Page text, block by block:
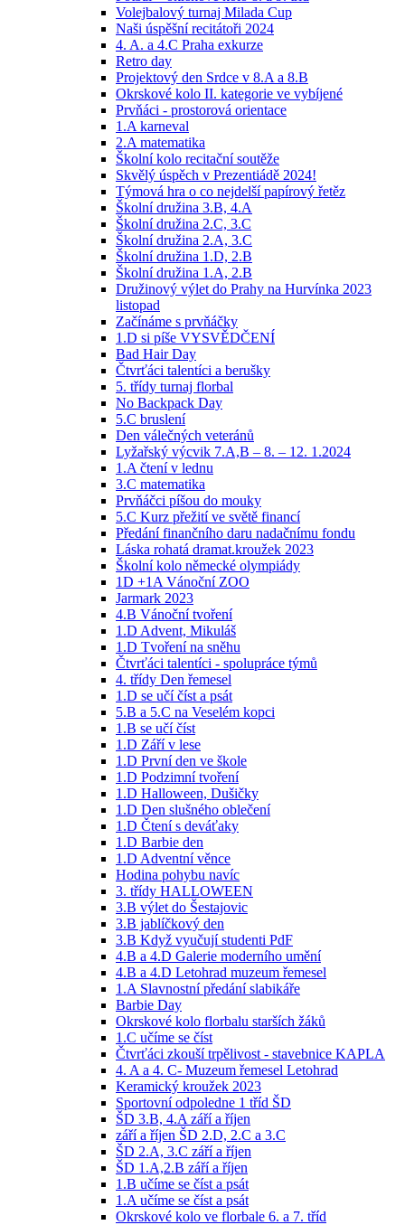
Volejbalový turnaj Milada Cup
Naši úspěšní recitátoři 2024
4. A. a 4.C Praha exkurze
Retro day
Projektový den Srdce v 8.A a 8.B
Okrskové kolo II. kategorie ve vybíjené
Prvňáci - prostorová orientace
1.A karneval
2.A matematika
Školní kolo recitační soutěže
Skvělý úspěch v Prezentiádě 2024!
Týmová hra o co nejdelší papírový řetěz
Školní družina 3.B, 4.A
Školní družina 2.C, 3.C
Školní družina 2.A, 3.C
Školní družina 1.D, 2.B
Školní družina 1.A, 2.B
Družinový výlet do Prahy na Hurvínka 2023
listopad
Začínáme s prvňáčky
1.D si píše VYSVĚDČENÍ
Bad Hair Day
Čtvrťáci talentíci a berušky
5. třídy turnaj florbal
No Backpack Day
5.C bruslení
Den válečných veteránů
Lyžařský výcvik 7.A,B – 8. – 12. 1.2024
1.A čtení v lednu
3.C matematika
Prvňáčci píšou do mouky
5.C Kurz přežití ve světě financí
Předání finančního daru nadačnímu fondu
Láska rohatá dramat.kroužek 2023
Školní kolo německé olympiády
1D +1A Vánoční ZOO
Jarmark 2023
4.B Vánoční tvoření
1.D Advent, Mikuláš
1.D Tvoření na sněhu
Čtvrťáci talentíci - spolupráce týmů
4. třídy Den řemesel
1.D se učí číst a psát
5.B a 5.C na Veselém kopci
1.B se učí číst
1.D Září v lese
1.D První den ve škole
1.D Podzimní tvoření
1.D Halloween, Dušičky
1.D Den slušného oblečení
1.D Čtení s deváťaky
1.D Barbie den
1.D Adventní věnce
Hodina pohybu navíc
3. třídy HALLOWEEN
3.B výlet do Šestajovic
3.B jablíčkový den
3.B Když vyučují studenti PdF
4.B a 4.D Galerie moderního umění
4.B a 4.D Letohrad muzeum řemesel
1.A Slavnostní předání slabikáře
Barbie Day
Okrskové kolo florbalu starších žáků
1.C učíme se číst
Čtvrťáci zkouší trpělivost - stavebnice KAPLA
4. A a 4. C- Muzeum řemesel Letohrad
Keramický kroužek 2023
Sportovní odpoledne 1 tříd ŠD
ŠD 3.B, 4.A září a říjen
září a říjen ŠD 2.D, 2.C a 3.C
ŠD 2.A, 3.C září a říjen
ŠD 1.A,2.B září a říjen
1.B učíme se číst a psát
1.A učíme se číst a psát
Okrskové kolo ve florbale 6. a 7. tříd